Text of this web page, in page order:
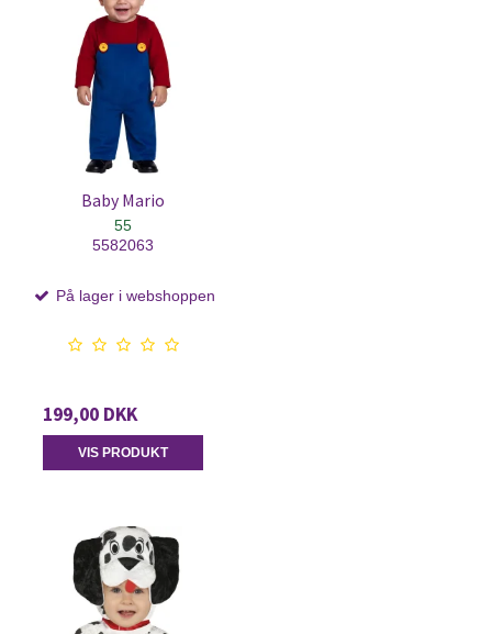
Baby Mario
55
5582063
På lager i webshoppen
199,00 DKK
VIS PRODUKT